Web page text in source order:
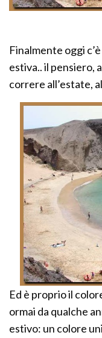
Finalmente oggi
estiva.. il pensiero,
correre all’estate,
Ed è proprio il
ormai da qualche
estivo: un colore